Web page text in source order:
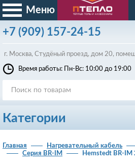
Меню
+7 (909) 157-24-15
г. Москва, Студёный проезд, дом 20,
Время работы: Пн-Вс: 10:00 до 19:00
Категории
Главная Нагревательный кабель
Серия BR-IM
Hemstedt BR-